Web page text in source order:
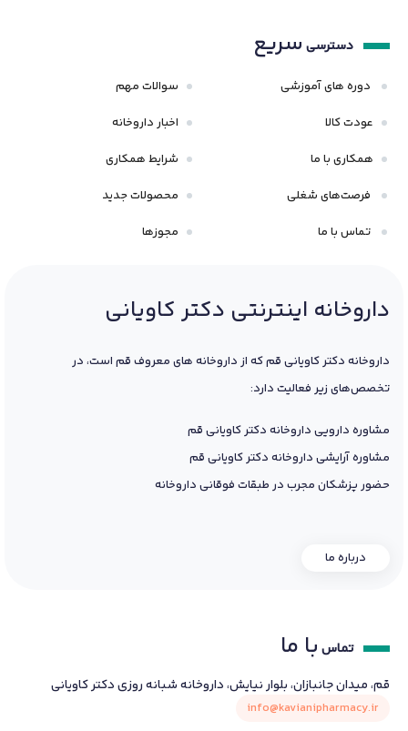
دسترسی سریع
دوره های آموزشی
عودت کالا
همکاری با ما
فرصت‌های شغلی
تماس با ما
سوالات مهم
اخبار داروخانه
شرایط همکاری
محصولات جدید
مجوزها
داروخانه اینترنتی دکتر کاویانی
داروخانه دکتر کاویانی قم که از داروخانه های معروف قم است، در
تخصص‌های زیر فعالیت دارد:
مشاوره دارویی داروخانه دکتر کاویانی قم
مشاوره آرایشی داروخانه دکتر کاویانی قم
حضور پزشکان مجرب در طبقات فوقانی داروخانه
درباره ما
تماس با ما
قم، میدان جانبازان، بلوار نیایش، داروخانه شبانه روزی دکتر کاویانی
info@kavianipharmacy.ir